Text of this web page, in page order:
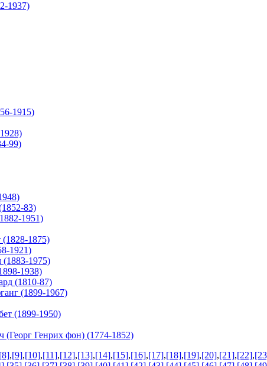
1937)
1915)
99)
83)
1951)
1875)
1921)
1975)
1938)
(1810-87)
(1899-1967)
(1899-1950)
Генрих фон) (1774-1852)
[8],[9],[10],[11],[12],[13],[14],[15],[16],[17],[18],[19],[20],[21],[22],